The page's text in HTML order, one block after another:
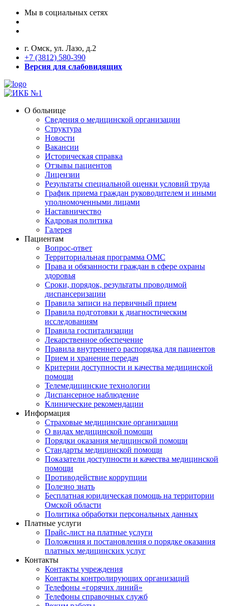
Мы в социальных сетях
г. Омск, ул. Лазо, д.2
+7 (3812) 580-390
Версия для слабовидящих
О больнице
Сведения о медицинской организации
Структура
Новости
Вакансии
Историческая справка
Отзывы пациентов
Лицензии
Результаты специальной оценки условий труда
График приема граждан руководителем и иными
уполномоченными лицами
Наставничество
Кадровая политика
Галерея
Пациентам
Вопрос-ответ
Территориальная программа ОМС
Права и обязанности граждан в сфере охраны
здоровья
Сроки, порядок, результаты проводимой
диспансеризации
Правила записи на первичный прием
Правила подготовки к диагностическим
исследованиям
Правила госпитализации
Лекарственное обеспечение
Правила внутреннего распорядка для пациентов
Прием и хранение передач
Критерии доступности и качества медицинской
помощи
Телемедицинские технологии
Диспансерное наблюдение
Клинические рекомендации
Информация
Страховые медицинские организации
О видах медицинской помощи
Порядки оказания медицинской помощи
Стандарты медицинской помощи
Показатели доступности и качества медицинской
помощи
Противодействие коррупции
Полезно знать
Бесплатная юридическая помощь на территории
Омской области
Политика обработки персональных данных
Платные услуги
Прайс-лист на платные услуги
Положения и постановления о порядке оказания
платных медицинских услуг
Контакты
Контакты учреждения
Контакты контролирующих организаций
Телефоны «горячих линий»
Телефоны справочных служб